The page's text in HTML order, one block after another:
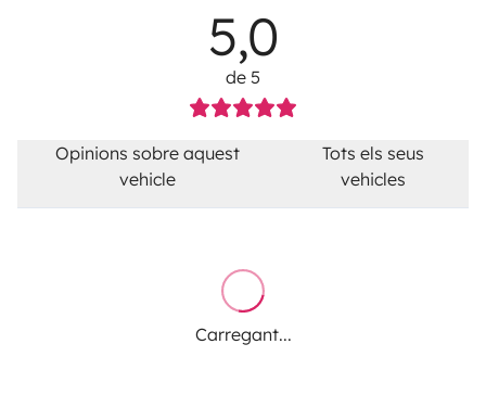
5,0
de 5
Opinions sobre aquest
vehicle
Tots els seus
vehicles
Carregant...